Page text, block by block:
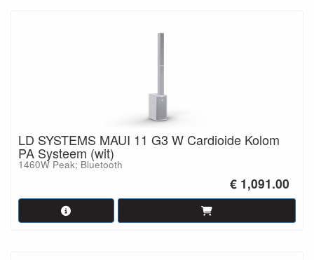
LD SYSTEMS MAUI 11 G3 W Cardioide Kolom
PA Systeem (wit)
1460W Peak; Bluetooth
€ 1,091.00